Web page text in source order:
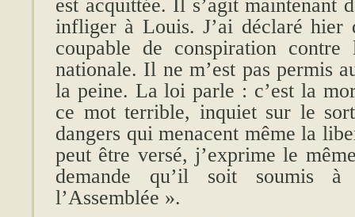
est acquittée. Il s’agit maintenant
infliger à Louis. J’ai déclaré hier
coupable de conspiration
nationale. Il ne m’est pas permis
la peine. La loi parle : c’est la
ce mot terrible, inquiet sur le
dangers qui menacent même la
peut être versé, j’exprime le
demande qu’il soit soumis
l’Assemblée ».